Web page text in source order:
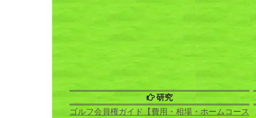
研究
ゴルフ会員権ガイド【費用・相場・ホームコース